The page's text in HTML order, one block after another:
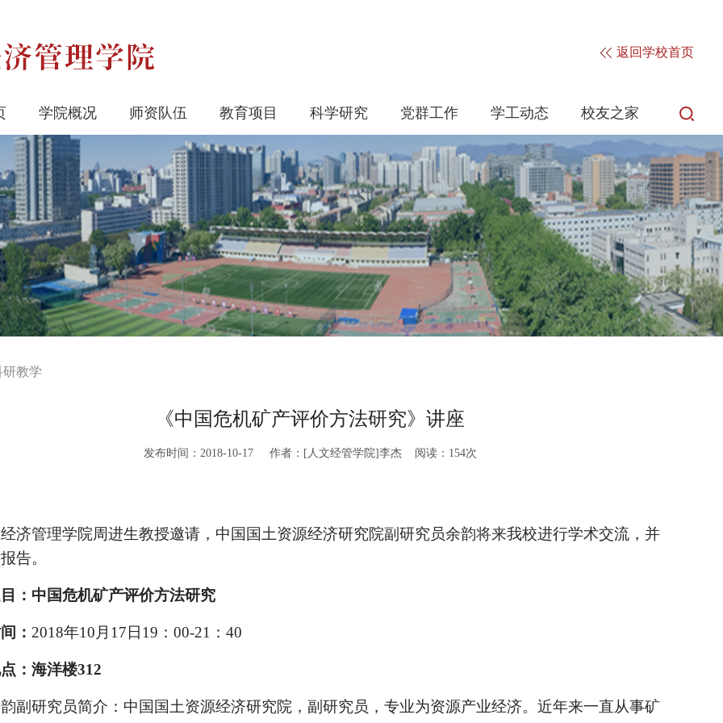
返回学校首页
学院概况 师资队伍 教育项目 科学研究 党群工作 学工动态 校友之家
研教学
《中国危机矿产评价方法研究》讲座
发布时间：2018-10-17 作者：[人文经管学院]李杰 阅读： 154次
理学院周进生教授邀请，中国国土资源经济研究院副研究员余韵将来我校进行学术交流，并
告。
中国危机矿产评价方法研究
2018年10 月 17 日 19 ： 00-21 ： 40
海洋楼312
究员简介：中国国土资源经济研究院，副研究员，专业为资源产业经济。近年来一直从事矿